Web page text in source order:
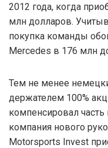
2012 года, когда
млн долларов.
покупка команды
Mercedes в 176 млн
Тем не менее
держателем 100%
компенсировал
компания нового
Motorsports Invest